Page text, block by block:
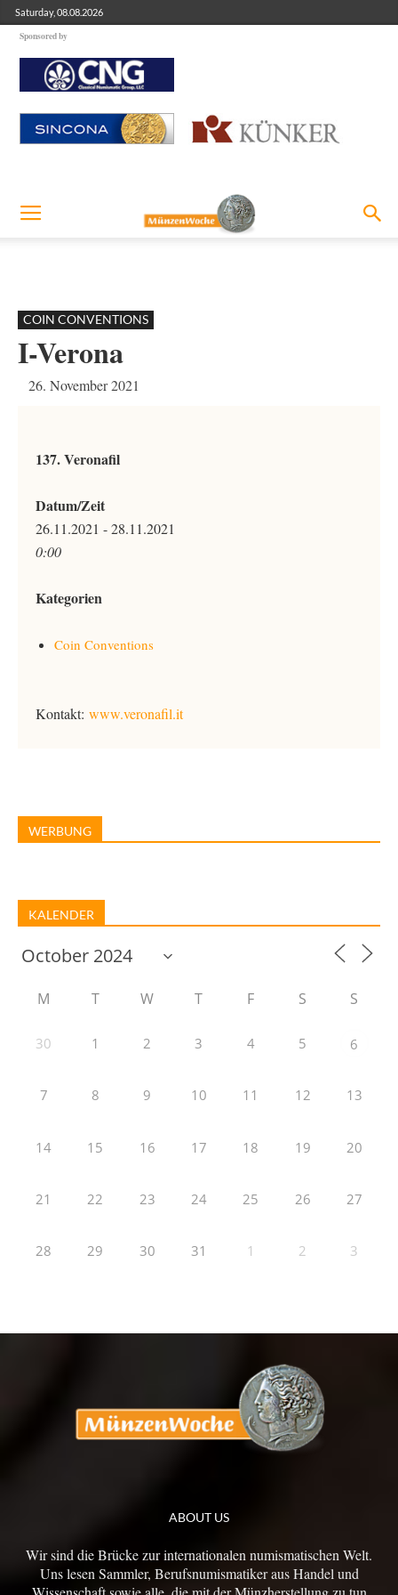
Saturday, 08.08.2026
Sponsored by
COIN CONVENTIONS
I-Verona
26. November 2021
137. Veronafil
Datum/Zeit
26.11.2021 - 28.11.2021
0:00
Kategorien
Coin Conventions
Kontakt: www.veronafil.it
WERBUNG
KALENDER
M T W T F S S
30 1 2 3 4 5 6
7 8 9 10 11 12 13
14 15 16 17 18 19 20
21 22 23 24 25 26 27
28 29 30 31 1 2 3
ABOUT US
Wir sind die Brücke zur internationalen numismatischen Welt.
Uns lesen Sammler, Berufsnumismatiker aus Handel und